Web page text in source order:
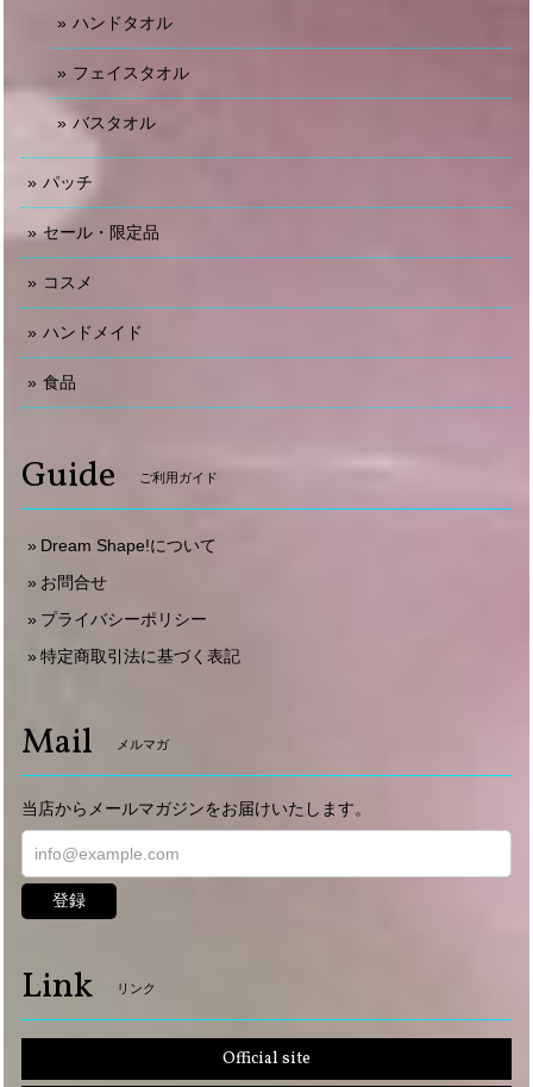
ハンドタオル
フェイスタオル
バスタオル
パッチ
セール・限定品
コスメ
ハンドメイド
食品
Guide ご利用ガイド
Dream Shape!について
お問合せ
プライバシーポリシー
特定商取引法に基づく表記
Mail メルマガ
当店からメールマガジンをお届けいたします。
登録
Link リンク
Official site